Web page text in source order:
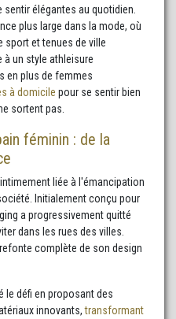
élégantes au quotidien.
plus large dans la mode, où
sport et tenues de ville
un style athleisure
en plus de femmes
à domicile pour se sentir bien
sortent pas.
féminin : de la
liée à l'émancipation
Initialement conçu pour
a progressivement quitté
dans les rues des villes.
complète de son design
le défi en proposant des
innovants,transformant